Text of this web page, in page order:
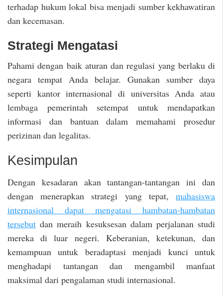
terhadap hukum lokal bisa menjadi sumber kekhawatiran
dan kecemasan.
Strategi Mengatasi
Pahami dengan baik aturan dan regulasi yang berlaku di
negara tempat Anda belajar. Gunakan sumber daya
seperti kantor internasional di universitas Anda atau
lembaga pemerintah setempat untuk mendapatkan
informasi dan bantuan dalam memahami prosedur
perizinan dan legalitas.
Kesimpulan
Dengan kesadaran akan tantangan-tantangan ini dan
dengan menerapkan strategi yang tepat, mahasiswa
internasional dapat mengatasi hambatan-hambatan
tersebut dan meraih kesuksesan dalam perjalanan studi
mereka di luar negeri. Keberanian, ketekunan, dan
kemampuan untuk beradaptasi menjadi kunci untuk
menghadapi tantangan dan mengambil manfaat
maksimal dari pengalaman studi internasional.